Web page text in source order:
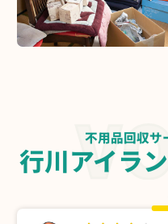
不用品回収サ
行川アイラ